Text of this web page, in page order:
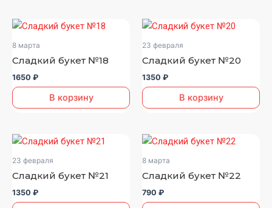
8 марта
Сладкий букет №18
1650 ₽
В корзину
23 февраля
Сладкий букет №20
1350 ₽
В корзину
23 февраля
Сладкий букет №21
1350 ₽
8 марта
Сладкий букет №22
790 ₽